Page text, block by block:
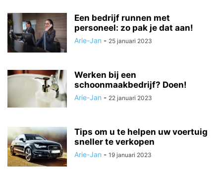
Een bedrijf runnen met
personeel: zo pak je dat aan!
Arie-Jan - 25 januari 2023
Werken bij een
schoonmaakbedrijf? Doen!
Arie-Jan - 22 januari 2023
Tips om u te helpen uw voertuig
sneller te verkopen
Arie-Jan - 19 januari 2023